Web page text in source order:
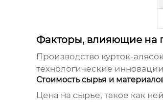
Факторы, влияющие на
Производство курток-
технологические
Стоимость сырья и
Цена на сырье, такое как